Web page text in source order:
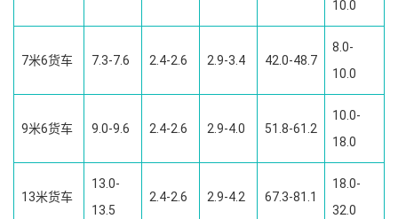
10.0
7米6货车 7.3-7.6 2.4-2.6 2.9-3.4 42.0-48.7
8.0-
10.0
9米6货车 9.0-9.6 2.4-2.6 2.9-4.0 51.8-61.2
10.0-
18.0
13米货车
13.0-
13.5
2.4-2.6 2.9-4.2 67.3-81.1
18.0-
32.0